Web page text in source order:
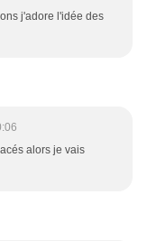
j'adore l'idée des
alors je vais